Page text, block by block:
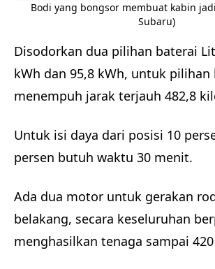
Bodi yang bongsor membuat kabin
Subaru)
Disodorkan dua pilihan baterai
kWh dan 95,8 kWh, untuk pilihan
menempuh jarak terjauh 482,8
Untuk isi daya dari posisi 10
persen butuh waktu 30 menit.
Ada dua motor untuk gerakan
belakang, secara keseluruhan
menghasilkan tenaga sampai